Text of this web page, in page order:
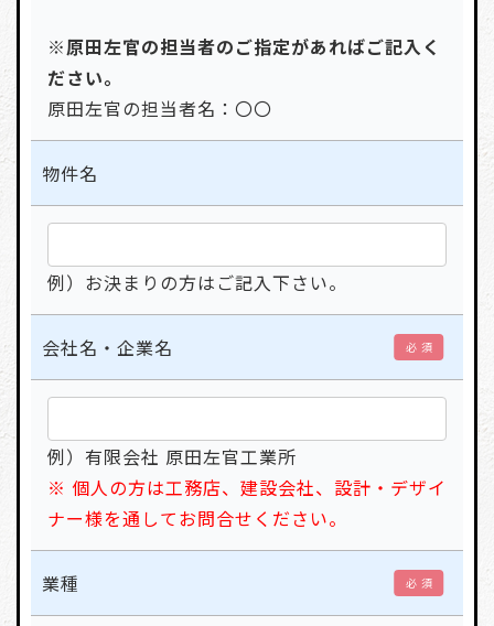
※原田左官の担当者のご指定があればご記入く
ださい。
原田左官の担当者名：〇〇
物件名
例）お決まりの方はご記入下さい。
会社名・企業名 必 須
例）有限会社 原田左官工業所
※ 個人の方は工務店、建設会社、設計・デザイ
ナー様を通してお問合せください。
業種 必 須